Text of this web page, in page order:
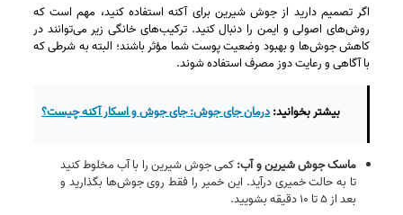
اگر تصمیم دارید از جوش شیرین برای آکنه استفاده کنید، مهم است که
روش‌های اصولی و ایمن را دنبال کنید. ترکیب‌های خانگی زیر می‌توانند در
کاهش جوش‌ها و بهبود وضعیت پوست شما مؤثر باشند؛ البته به شرطی که
با آگاهی و رعایت دوز مصرف استفاده شوند.
بیشتر بخوانید:درمان جای جوش: جای جوش و اسکار آکنه چیست؟
ماسک جوش شیرین و آب:کمی جوش شیرین را با آب مخلوط کنید
تا به حالت خمیری درآید. این خمیر را فقط روی جوش‌ها بگذارید و
بعد از ۵ تا ۱۰ دقیقه بشویید.